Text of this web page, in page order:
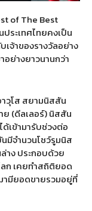
of The Best
ประเทศไทยคงเป็น
เจ้าของรางวัลอย่าง
อย่างยาวนานกว่า
วุโส สยามนิสสัน
ย (ดีลเลอร์)นิสสัน
เข้ามารับช่วงต่อ
มีจำนวนโชว์รูมนิส
าง ประกอบด้วย
ก เคยทำสถิติยอด
ามียอดขายรวมอยู่ที่